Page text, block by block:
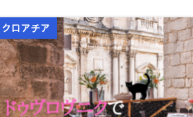
クロアチア